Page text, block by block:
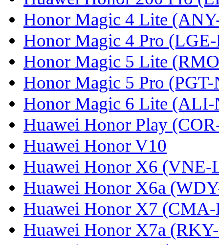
Honor Magic 4 Lite
Honor Magic 4 Pro
Honor Magic 5 Lite
Honor Magic 5 Pro
Honor Magic 6 Lite
Huawei Honor Play
Huawei Honor V10
Huawei Honor X6 (VNE-
Huawei Honor X6a
Huawei Honor X7
Huawei Honor X7a